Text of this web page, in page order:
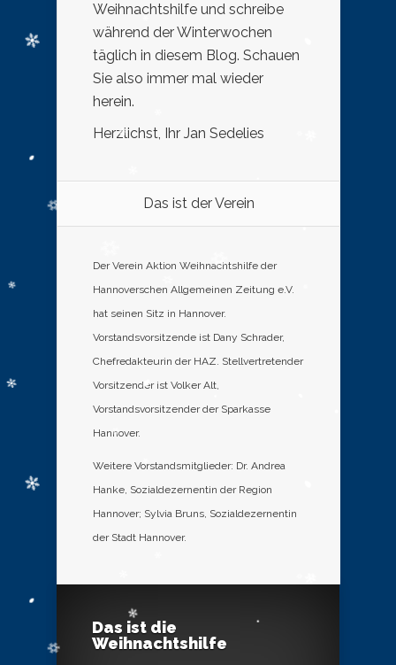
Weihnachtshilfe und schreibe
während der Winterwochen
täglich in diesem Blog. Schauen
Sie also immer mal wieder
herein.
Herzlichst, Ihr Jan Sedelies
Das ist der Verein
Der Verein Aktion Weihnachtshilfe der
Hannoverschen Allgemeinen Zeitung e.V.
hat seinen Sitz in Hannover.
Vorstandsvorsitzende ist Dany Schrader,
Chefredakteurin der HAZ. Stellvertretender
Vorsitzender ist Volker Alt,
Vorstandsvorsitzender der Sparkasse
Hannover.
Weitere Vorstandsmitglieder: Dr. Andrea
Hanke, Sozialdezernentin der Region
Hannover; Sylvia Bruns, Sozialdezernentin
der Stadt Hannover.
Das ist die
Weihnachtshilfe